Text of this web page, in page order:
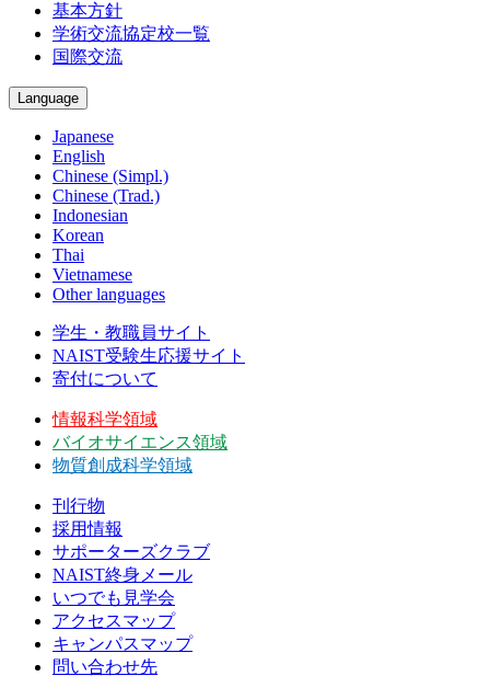
基本方針
学術交流協定校一覧
国際交流
Language
Japanese
English
Chinese (Simpl.)
Chinese (Trad.)
Indonesian
Korean
Thai
Vietnamese
Other languages
学生・教職員サイト
NAIST受験生応援サイト
寄付について
情報科学領域
バイオサイエンス領域
物質創成科学領域
刊行物
採用情報
サポーターズクラブ
NAIST終身メール
いつでも見学会
アクセスマップ
キャンパスマップ
問い合わせ先